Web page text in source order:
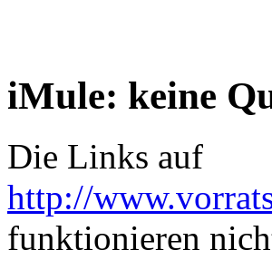
iMule: keine
Die Links auf
http://
funktionieren